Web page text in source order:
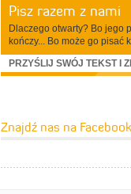
Pisz razem z nami
Dlaczego otwarty? Bo jego
kończy... Bo może go pisać
PRZYŚLIJ SWÓJ TEKST I
Znajdź nas na